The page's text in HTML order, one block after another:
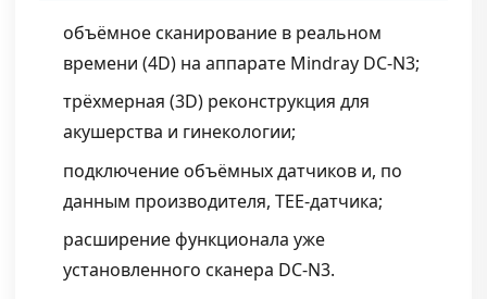
объёмное сканирование в реальном
времени (4D) на аппарате Mindray DC-N3;
трёхмерная (3D) реконструкция для
акушерства и гинекологии;
подключение объёмных датчиков и, по
данным производителя, TEE-датчика;
расширение функционала уже
установленного сканера DC-N3.